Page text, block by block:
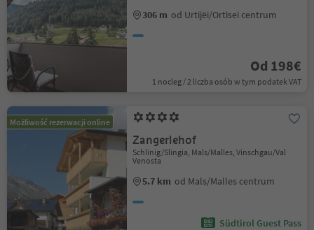
306 m od Urtijëi/Ortisei centrum
Od 198€
1 nocleg / 2 liczba osób w tym podatek VAT
Możliwość rezerwacji online
Zangerlehof
Schlinig/Slingia, Mals/Malles, Vinschgau/Val
Venosta
5.7 km od Mals/Malles centrum
Südtirol Guest Pass